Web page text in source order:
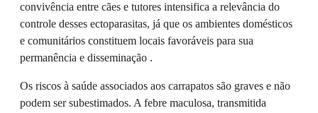
convivência entre cães e tutores intensifica a relevância do
controle desses ectoparasitas, já que os ambientes domésticos
e comunitários constituem locais favoráveis para sua
permanência e disseminação .
Os riscos à saúde associados aos carrapatos são graves e não
podem ser subestimados. A febre maculosa, transmitida